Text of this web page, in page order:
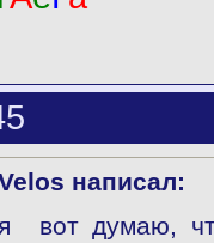
написал:
я вот думаю,